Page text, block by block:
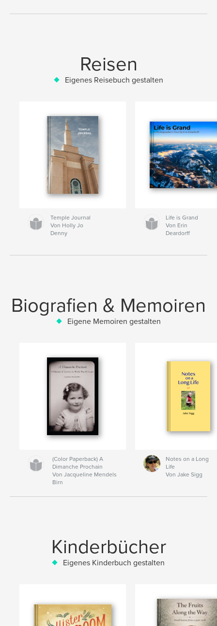
Reisen
Eigenes Reisebuch gestalten
Temple Journal
Von Holly Jo
Denny
Life is Grand
Von Erin
Deardorff
Biografien & Memoiren
Eigene Memoiren gestalten
(Color Paperback) A
Dimanche Prochain
Von Jacqueline Mendels
Birn
Notes on a Long
Life
Von Jake Sigg
Kinderbücher
Eigenes Kinderbuch gestalten